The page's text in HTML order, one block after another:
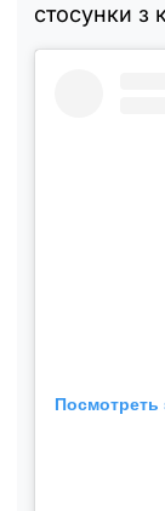
стосунки з
Посмотреть